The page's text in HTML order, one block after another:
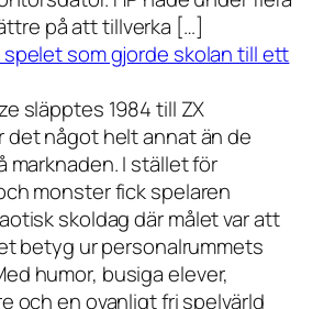
på att tillverka […]
spelet som gjorde skolan till ett
släpptes 1984 till ZX
det något helt annat än de
marknaden. I stället för
monster fick spelaren
skoldag där målet var att
betyg ur personalrummets
humor, busiga elever,
och en ovanligt fri spelvärld